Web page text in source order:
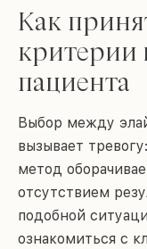
Как
критерии
пациента
Выбор между
вызывает
метод
отсутствием
подобной
ознакомиться с